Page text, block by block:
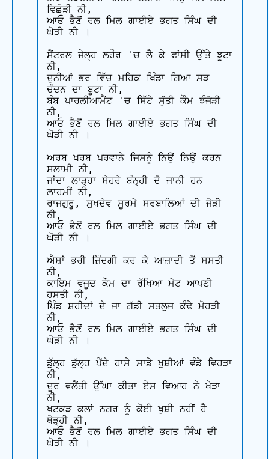
ਵਿਛੋੜੀ ਨੀ,
ਆਓ ਭੈਣੋਂ ਰਲ ਮਿਲ ਗਾਈਏ ਭਗਤ ਸਿੰਘ ਦੀ
ਘੋੜੀ ਨੀ ।
ਸੈਂਟਰਲ ਜੇਲ੍ਹ ਲਹੌਰ 'ਚ ਲੈ ਕੇ ਫਾਂਸੀ ਉੱਤੇ ਝੂਟਾ
ਨੀ,
ਦੁਨੀਆਂ ਭਰ ਵਿੱਚ ਮਹਿਕ ਖਿੰਡਾ ਗਿਆ ਸੜ
ਚੰਦਨ ਦਾ ਬੂਟਾ ਨੀ,
ਬੰਬ ਪਾਰਲੀਆਮੈਂਟ 'ਚ ਸਿੱਟੇ ਸੁੱਤੀ ਕੌਮ ਝੰਜੋੜੀ
ਨੀ,
ਆਓ ਭੈਣੋਂ ਰਲ ਮਿਲ ਗਾਈਏ ਭਗਤ ਸਿੰਘ ਦੀ
ਘੋੜੀ ਨੀ ।
ਅਰਬ ਖਰਬ ਪਰਵਾਨੇ ਜਿਸਨੂੰ ਨਿਉਂ ਨਿਉਂ ਕਰਨ
ਸਲਾਮੀ ਨੀ,
ਜਾਂਦਾ ਲਾੜ੍ਹਾ ਸੇਹਰੇ ਬੰਨ੍ਹੀ ਦੋ ਜਾਨੀ ਹਨ
ਲਾਹਮੀਂ ਨੀ,
ਰਾਜਗੁਰੂ, ਸੁਖਦੇਵ ਸੂਰਮੇ ਸਰਬਾਲਿਆਂ ਦੀ ਜੋੜੀ
ਨੀ,
ਆਓ ਭੈਣੋਂ ਰਲ ਮਿਲ ਗਾਈਏ ਭਗਤ ਸਿੰਘ ਦੀ
ਘੋੜੀ ਨੀ ।
ਐਸ਼ਾਂ ਭਰੀ ਜ਼ਿੰਦਗੀ ਕਰ ਕੇ ਆਜ਼ਾਦੀ ਤੋਂ ਸਸਤੀ
ਨੀ,
ਕਾਇਮ ਵਜੂਦ ਕੌਮ ਦਾ ਰੱਖਿਆ ਮੇਟ ਆਪਣੀ
ਹਸਤੀ ਨੀ,
ਪਿੰਡ ਸ਼ਹੀਦਾਂ ਦੇ ਜਾ ਗੱਡੀ ਸਤਲੁਜ ਕੰਢੇ ਮੋਹੜੀ
ਨੀ,
ਆਓ ਭੈਣੋਂ ਰਲ ਮਿਲ ਗਾਈਏ ਭਗਤ ਸਿੰਘ ਦੀ
ਘੋੜੀ ਨੀ ।
ਡੁੱਲ੍ਹ ਡੁੱਲ੍ਹ ਪੈਂਦੇ ਹਾਸੇ ਸਾਡੇ ਖੁਸ਼ੀਆਂ ਵੰਡੇ ਵਿਹੜਾ
ਨੀ,
ਦੂਰ ਵਲੈਂਤੀ ਉੱਘਾ ਕੀਤਾ ਏਸ ਵਿਆਹ ਨੇ ਖੇੜਾ
ਨੀ,
ਖਟਕੜ ਕਲਾਂ ਨਗਰ ਨੂੰ ਕੋਈ ਖੁਸ਼ੀ ਨਹੀਂ ਹੈ
ਥੋੜ੍ਹੀ ਨੀ,
ਆਓ ਭੈਣੋਂ ਰਲ ਮਿਲ ਗਾਈਏ ਭਗਤ ਸਿੰਘ ਦੀ
ਘੋੜੀ ਨੀ ।